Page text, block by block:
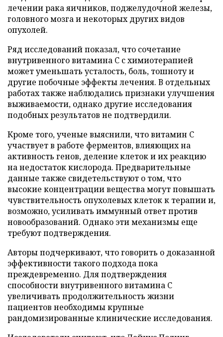
лечении рака яичников, поджелудочной железы,
головного мозга и некоторых других видов
опухолей.
Ряд исследований показал, что сочетание
внутривенного витамина C с химиотерапией
может уменьшать усталость, боль, тошноту и
другие побочные эффекты лечения. В отдельных
работах также наблюдались признаки улучшения
выживаемости, однако другие исследования
подобных результатов не подтвердили.
Кроме того, ученые выяснили, что витамин C
участвует в работе ферментов, влияющих на
активность генов, деление клеток и их реакцию
на недостаток кислорода. Предварительные
данные также свидетельствуют о том, что
высокие концентрации вещества могут повышать
чувствительность опухолевых клеток к терапии и,
возможно, усиливать иммунный ответ против
новообразований. Однако эти механизмы еще
требуют подтверждения.
Авторы подчеркивают, что говорить о доказанной
эффективности такого подхода пока
преждевременно. Для подтверждения
способности внутривенного витамина C
увеличивать продолжительность жизни
пациентов необходимы крупные
рандомизированные клинические исследования.